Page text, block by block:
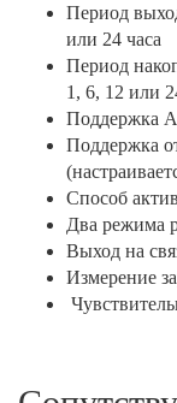
Период
или 24 часа
Период
1, 6, 12 или
Поддержка
Поддержка
Способ
Два режима
Выход на
Измерение